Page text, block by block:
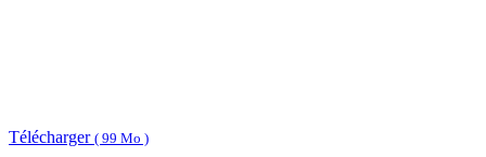
Télécharger ( 99 Mo )